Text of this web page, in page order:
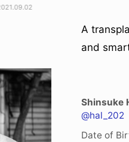
A
and
Shinsuke
@hal_202
Date of